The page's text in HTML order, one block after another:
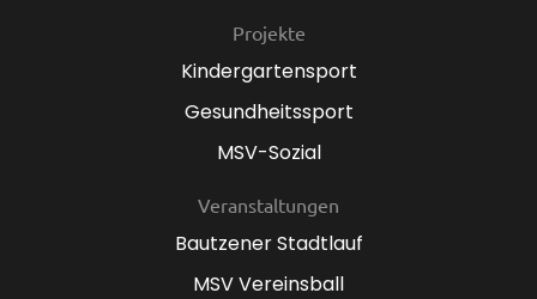
Projekte
Kindergartensport
Gesundheitssport
MSV-Sozial
Veranstaltungen
Bautzener Stadtlauf
MSV Vereinsball